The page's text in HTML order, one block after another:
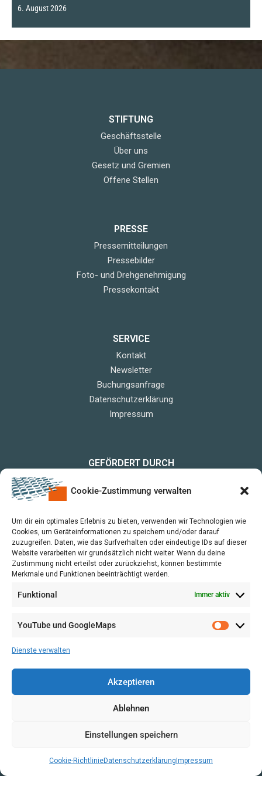
Cookie-Zustimmung verwalten
Um dir ein optimales Erlebnis zu bieten, verwenden wir Technologien wie
Cookies, um Geräteinformationen zu speichern und/oder darauf
zuzugreifen. Daten, wie das Surfverhalten oder eindeutige IDs auf dieser
Website verarbeiten wir grundsätzlich nicht weiter. Wenn du deine
Zustimmung nicht erteilst oder zurückziehst, können bestimmte
Merkmale und Funktionen beeinträchtigt werden.
Funktional Immer aktiv
YouTube und GoogleMaps
Dienste verwalten
Akzeptieren
Ablehnen
Einstellungen speichern
Cookie-RichtlinieDatenschutzerklärung Impressum
6. August 2026
STIFTUNG
Geschäftsstelle
Über uns
Gesetz und Gremien
Offene Stellen
PRESSE
Pressemitteilungen
Pressebilder
Foto- und Drehgenehmigung
Pressekontakt
SERVICE
Kontakt
Newsletter
Buchungsanfrage
Datenschutzerklärung
Impressum
GEFÖRDERT DURCH
aufgrund eines Beschlusses des Deutschen
Bundestages
VERWALTUNG